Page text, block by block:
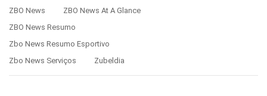
ZBO News
ZBO News At A Glance
ZBO News Resumo
Zbo News Resumo Esportivo
Zbo News Serviços
Zubeldia